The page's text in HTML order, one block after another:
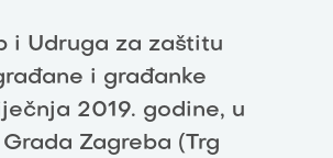
i Udruga za zaštitu
i građanke
2019. godine, u
Zagreba (Trg